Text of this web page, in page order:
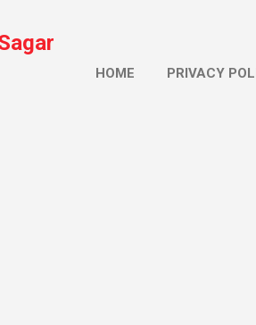
HOME PRIVACY